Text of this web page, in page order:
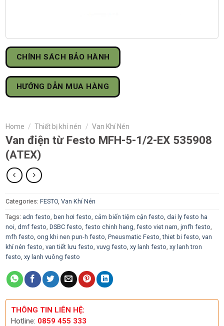
CHÍNH SÁCH BẢO HÀNH
HƯỚNG DẪN MUA HÀNG
Home / Thiết bị khí nén / Van Khí Nén
Van điện từ Festo MFH-5-1/2-EX 535908
(ATEX)
Categories: FESTO, Van Khí Nén
Tags: adn festo, ben hơi festo, cảm biến tiệm cận festo, dai ly festo ha
noi, dmf festo, DSBC festo, festo chinh hang, festo viet nam, jmfh festo,
mfh festo, ong khi nen pun-h festo, Pneusmatic Festo,thiet bi festo, van
khí nén festo, van tiết lưu festo, vuvg festo, xy lanh festo, xy lanh tron
festo, xy lanh vuông festo
THÔNG TIN LIÊN HỆ:
Hotline: 0859 455 333